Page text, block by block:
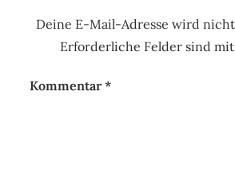
Deine E-Mail-Adresse wird
Erforderliche Felder sind mit
Kommentar*